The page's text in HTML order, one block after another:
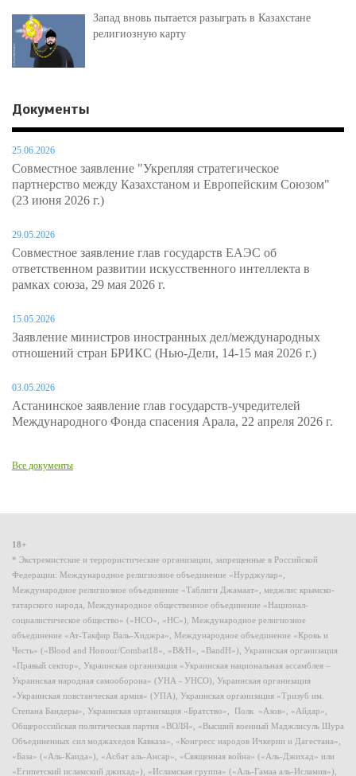
Запад вновь пытается разыграть в Казахстане
религиозную карту
Документы
25.06.2026
Совместное заявление "Укрепляя стратегическое
партнерство между Казахстаном и Европейским Союзом"
(23 июня 2026 г.)
29.05.2026
Совместное заявление глав государств ЕАЭС об
ответственном развитии искусственного интеллекта в
рамках союза, 29 мая 2026 г.
15.05.2026
Заявление министров иностранных дел/международных
отношений стран БРИКС (Нью-Дели, 14-15 мая 2026 г.)
03.05.2026
Астанинское заявление глав государств-учредителей
Международного Фонда спасения Арала, 22 апреля 2026 г.
Все документы
18+
* Экстремистские и террористические организации, запрещенные в Российской
Федерации: Международное религиозное объединение «Нурджулар»,
Международное религиозное объединение «Таблиги Джамаат», меджлис крымско-
татарского народа, Международное общественное объединение «Национал-
социалистическое общество» («НСО», «НС»), Международное религиозное
объединение «Ат-Такфир Валь-Хиджра», Международное объединение «Кровь и
Честь» («Blood and Honour/Combat18», «B&H», «BandH»), Украинская организация
«Правый сектор», Украинская организация «Украинская национальная ассамблея –
Украинская народная самооборона» (УНА - УНСО), Украинская организация
«Украинская повстанческая армия» (УПА), Украинская организация «Тризуб им.
Степана Бандеры», Украинская организация «Братство», Полк «Азов», «Айдар»,
Общероссийская политическая партия «ВОЛЯ», «Высший военный Маджлисуль Шура
Объединенных сил моджахедов Кавказа», «Конгресс народов Ичкерии и Дагестана»,
«База» («Аль-Каида»), «Асбат аль-Ансар», «Священная война» («Аль-Джихад» или
«Египетский исламский джихад»), «Исламская группа» («Аль-Гамаа аль-Исламия»),